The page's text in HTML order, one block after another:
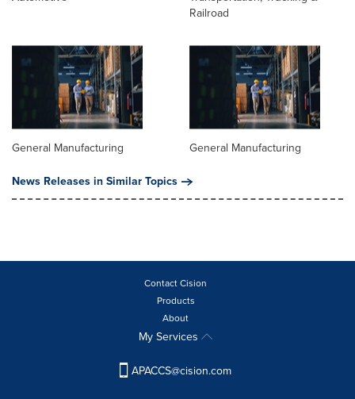
Railroad
General Manufacturing
General Manufacturing
News Releases in Similar Topics
Contact Cision
Products
About
My Services
APACCS@cision.com